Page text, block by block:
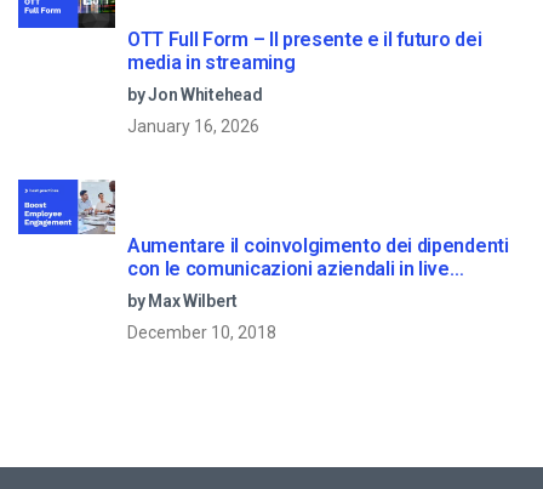
OTT Full Form – Il presente e il futuro dei
media in streaming
by Jon Whitehead
January 16, 2026
Aumentare il coinvolgimento dei dipendenti
con le comunicazioni aziendali in live
streaming
by Max Wilbert
December 10, 2018